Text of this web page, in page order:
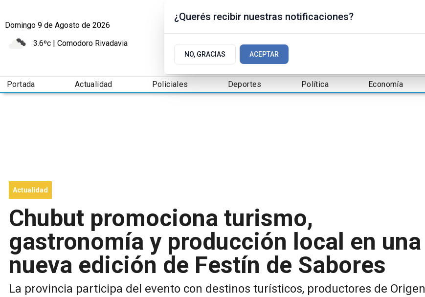
Domingo 9 de Agosto de 2026
3.6ºc | Comodoro Rivadavia
Portada Actualidad Policiales Deportes Política Economía
Actualidad
Chubut promociona turismo,
gastronomía y producción local en una
nueva edición de Festín de Sabores
La provincia participa del evento con destinos turísticos, productores de Origen
¿Querés recibir nuestras notificaciones?
NO, GRACIAS ACEPTAR